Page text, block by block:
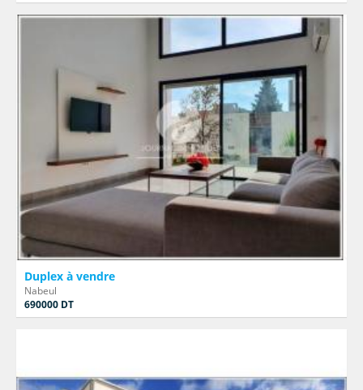
Duplex à vendre
Nabeul
690000 DT